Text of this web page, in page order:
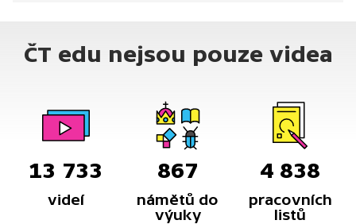
ČT edu nejsou pouze videa
13 733
videí
867
námětů do
výuky
4 838
pracovních
listů